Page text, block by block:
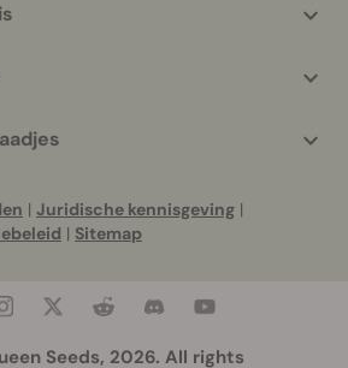
| Juridische kennisgeving |
| Sitemap
Seeds, 2026. All rights